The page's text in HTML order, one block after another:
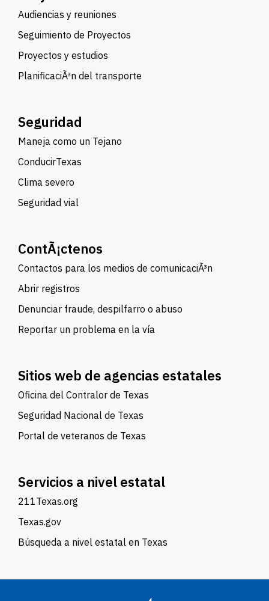
Audiencias y reuniones
Seguimiento de Proyectos
Proyectos y estudios
PlanificaciÃ³n del transporte
Seguridad
Maneja como un Tejano
ConducirTexas
Clima severo
Seguridad vial
ContÃ¡ctenos
Contactos para los medios de comunicaciÃ³n
Abrir registros
Denunciar fraude, despilfarro o abuso
Reportar un problema en la vía
Sitios web de agencias estatales
Oficina del Contralor de Texas
Seguridad Nacional de Texas
Portal de veteranos de Texas
Servicios a nivel estatal
211Texas.org
Texas.gov
Búsqueda a nivel estatal en Texas